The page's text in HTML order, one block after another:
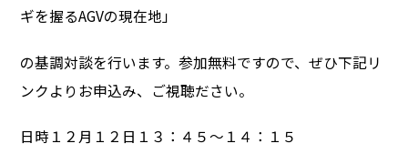
ギを握るAGVの現在地」
の基調対談を行います。参加無料ですので、ぜひ下記リ
ンクよりお申込み、ご視聴ださい。
日時１２月１２日１３：４５～１４：１５